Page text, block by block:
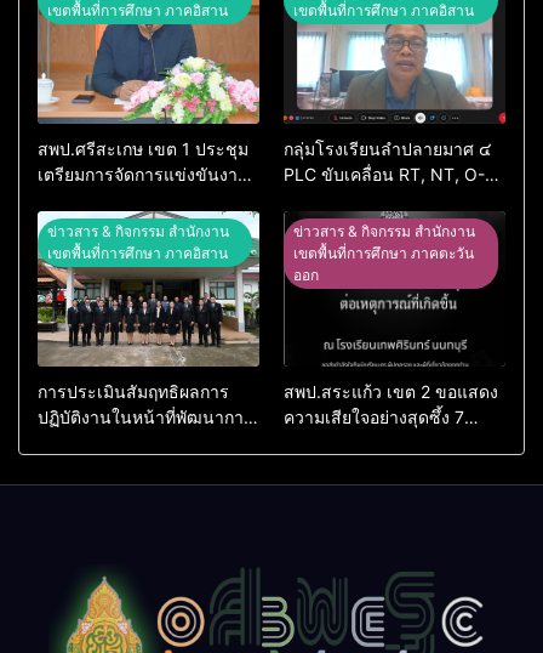
เขตพื้นที่การศึกษา ภาคอิสาน
สพป.ศรีสะเกษ เขต 1 ประชุม
เตรียมการจัดการแข่งขันงาน
74 ปีการศึกษา 2569
เขตพื้นที่การศึกษา ภาคอิสาน
กลุ่มโรงเรียนลำปลายมาศ ๔
PLC ขับเคลื่อน RT, NT, O-
ข่าวสาร & กิจกรรม สำนักงาน
เขตพื้นที่การศึกษา ภาคอิสาน
การประเมินสัมฤทธิผลการ
ปฏิบัติงานในหน้าที่พัฒนาการ
ข่าวสาร & กิจกรรม สำนักงาน
เขตพื้นที่การศึกษา ภาคตะวัน
ออก
สพป.สระแก้ว เขต 2 ขอแสดง
ความเสียใจอย่างสุดซึ้ง 7